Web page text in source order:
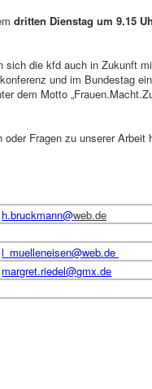
dritten Dienstag um 9.15
die kfd auch in Zukunft
und im Bundestag
dem Motto
Fragen zu unserer Arbeit
h.bruckmann@web.de
l_muelleneisen@web.de
margret.riedel@gmx.de